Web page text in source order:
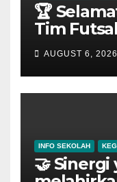
🏆
Tim
AUGUST 6, 2026
INFO SEKOLAH
🤝 Sinergi